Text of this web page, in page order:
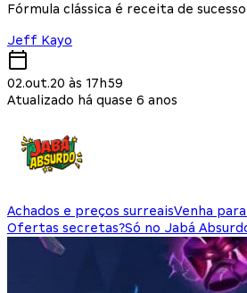
Fórmula clássica é receita de
Jeff Kayo
02.out.20 às 17h59
Atualizado há quase 6 anos
Achados e preços surreaisVenha
Ofertas secretas?Só no Jabá